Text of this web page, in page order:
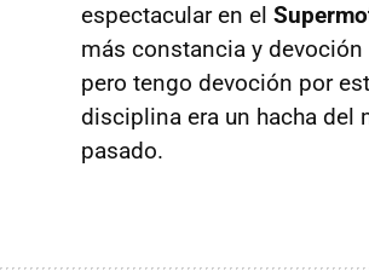
espectacular en el
más constancia y
pero tengo devoción por
disciplina era un hacha del
pasado.